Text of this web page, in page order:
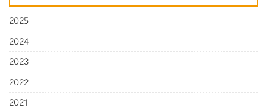
2025
2024
2023
2022
2021